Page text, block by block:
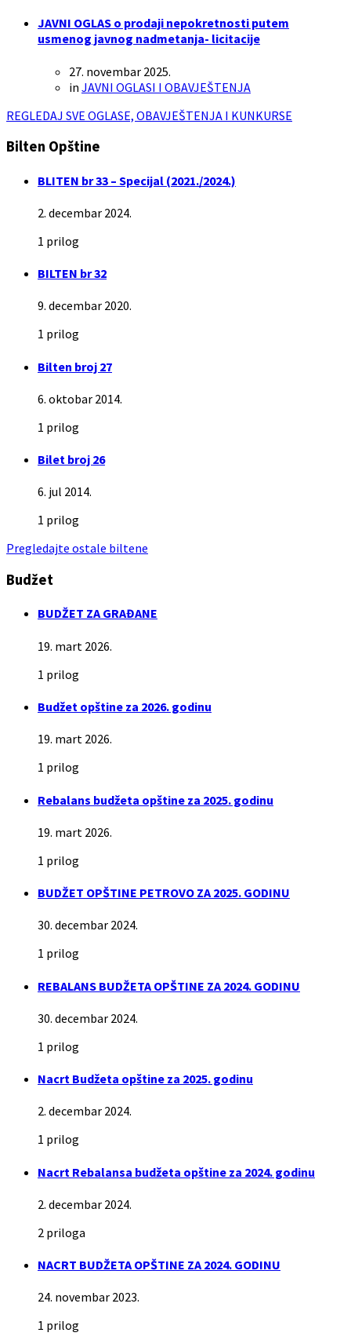
JAVNI OGLAS o prodaji nepokretnosti putem
usmenog javnog nadmetanja- licitacije
27. novembar 2025.
in JAVNI OGLASI I OBAVJEŠTENJA
REGLEDAJ SVE OGLASE, OBAVJEŠTENJA I KUNKURSE
Bilten Opštine
BLITEN br 33 – Specijal (2021./2024.)
2. decembar 2024.
1 prilog
BILTEN br 32
9. decembar 2020.
1 prilog
Bilten broj 27
6. oktobar 2014.
1 prilog
Bilet broj 26
6. jul 2014.
1 prilog
Pregledajte ostale biltene
Budžet
BUDŽET ZA GRAĐANE
19. mart 2026.
1 prilog
Budžet opštine za 2026. godinu
19. mart 2026.
1 prilog
Rebalans budžeta opštine za 2025. godinu
19. mart 2026.
1 prilog
BUDŽET OPŠTINE PETROVO ZA 2025. GODINU
30. decembar 2024.
1 prilog
REBALANS BUDŽETA OPŠTINE ZA 2024. GODINU
30. decembar 2024.
1 prilog
Nacrt Budžeta opštine za 2025. godinu
2. decembar 2024.
1 prilog
Nacrt Rebalansa budžeta opštine za 2024. godinu
2. decembar 2024.
2 priloga
NACRT BUDŽETA OPŠTINE ZA 2024. GODINU
24. novembar 2023.
1 prilog